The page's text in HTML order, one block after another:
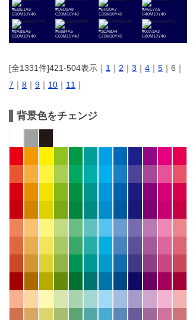
#EBE1A9
C10M10Y40
#D6D9A8
C20M10Y40
#BFD0A7
C30M10Y40
#A6C7A6
C40M10Y40
#8ABEA5
C50M10Y40
#69B4A5
C60M10Y40
#3DABA4
C70M10Y40
#00A3A3
C80M10Y40
[全1331件]421-504表示｜ 1 ｜ 2 ｜ 3 ｜ 4 ｜ 5 ｜6｜
7 ｜ 8 ｜ 9 ｜ 10 ｜ 11 ｜
背景色をチェンジ